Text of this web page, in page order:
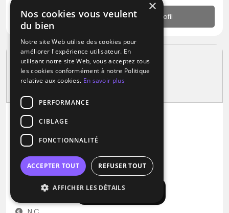
Afficher la carte
Profil
DJ
Yannick Asensio
RNB Musique Africaine Zouk
Combaillaux (34)
×
Nos cookies vous veulent
du bien
Notre site Web utilise des cookies pour
améliorer l'expérience utilisateur. En
utilisant notre site Web, vous acceptez tous
les cookies conformément à notre Politique
relative aux cookies. En savoir plus
PERFORMANCE
CIBLAGE
FONCTIONNALITÉ
ACCEPTER TOUT REFUSER TOUT
AFFICHER LES DÉTAILS